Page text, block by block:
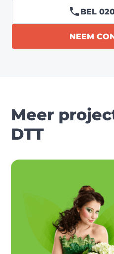
BEL
NEEM
Meer
DTT